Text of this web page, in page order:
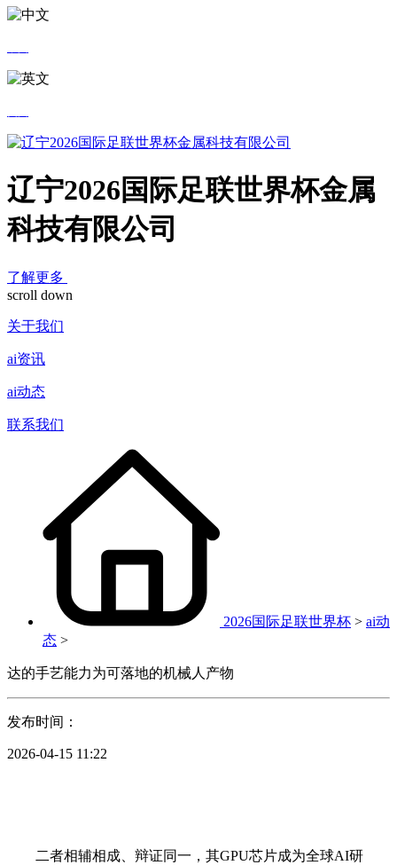
辽宁2026国际足联世界杯金属
科技有限公司
了解更多
scroll down
关于我们
ai资讯
ai动态
联系我们
2026国际足联世界杯 > ai动
态 >
达的手艺能力为可落地的机械人产物
发布时间：
2026-04-15 11:22
二者相辅相成、辩证同一，其GPU芯片成为全球AI研